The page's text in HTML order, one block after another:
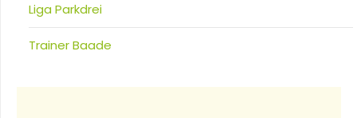
Liga Parkdrei
Trainer Baade